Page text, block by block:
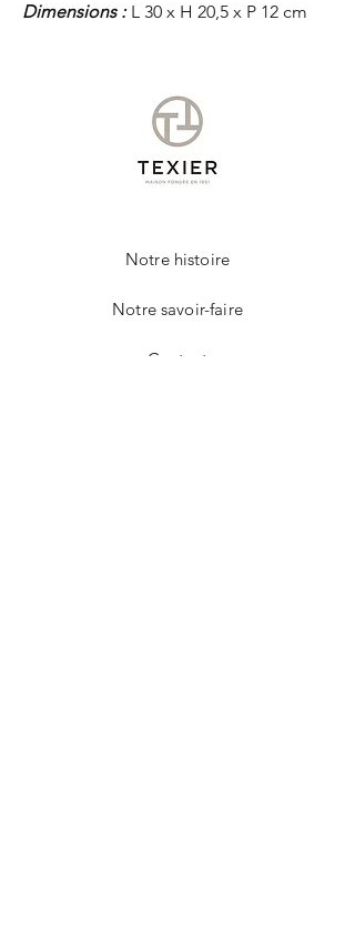
Dimensions :L 30 x H 20,5 x P 12 cm
Notre histoire
Notre savoir-faire
Contact